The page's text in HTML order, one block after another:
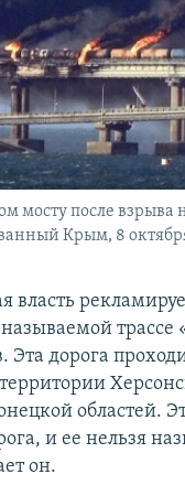
мосту после взрыва
Крым, 8
власть
трассе
Эта дорога
областей.
и ее нельзя
он.